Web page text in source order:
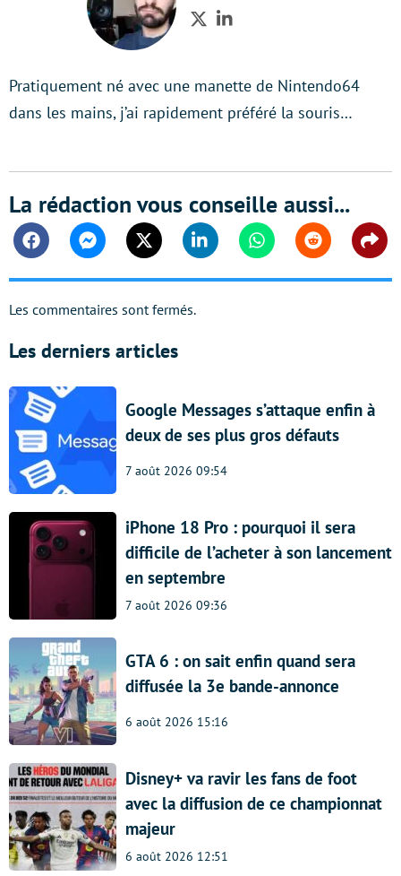
TwitterLinkedIn
Pratiquement né avec une manette de Nintendo64
dans les mains, j’ai rapidement préféré la souris…
La rédaction vous conseille aussi...
FacebookMessengerTwitter Linkedin WhatsappReddit
Les commentaires sont fermés.
Les derniers articles
Google Messages s’attaque enfin à
deux de ses plus gros défauts
7 août 2026 09:54
iPhone 18 Pro : pourquoi il sera
difficile de l’acheter à son lancement
en septembre
7 août 2026 09:36
GTA 6 : on sait enfin quand sera
diffusée la 3e bande-annonce
6 août 2026 15:16
Disney+ va ravir les fans de foot
avec la diffusion de ce championnat
majeur
6 août 2026 12:51